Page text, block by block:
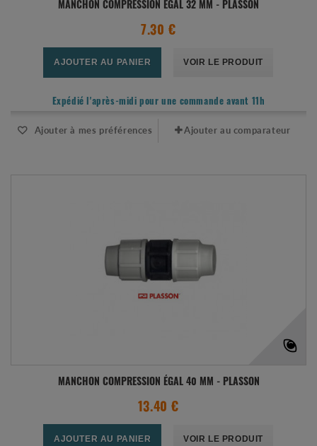
MANCHON COMPRESSION ÉGAL 32 MM - PLASSON
7.30 €
AJOUTER AU PANIER VOIR LE PRODUIT
Expédié l'après-midi pour une commande avant 11h
Ajouter à mes préférences Ajouter au comparateur
MANCHON COMPRESSION ÉGAL 40 MM - PLASSON
13.40 €
AJOUTER AU PANIER VOIR LE PRODUIT